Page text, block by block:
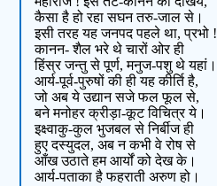
कैसा है हो रहा सघन तरु-जाल से।
इसी तरह यह जनपद पहले था, प्रभो !
कानन- शैल भरे थे चारों ओर ही
हिंस्र जन्तु से पूर्ण, मनुज-पशु थे यहां।
आर्य-पूर्व-पुरुषों की ही यह कीर्ति है,
जो अब ये उद्यान सजे फल फूल से,
बने मनोहर क्रीड़ा-कूट विचित्र ये।
इक्ष्वाकु-कुल भुजबल से निर्बीज ही
हुए दस्युदल, अब न कभी वे रोष से
आँख उठाते हम आर्यों को देख के।
आर्य-पताका है फहराती अरुण हो।